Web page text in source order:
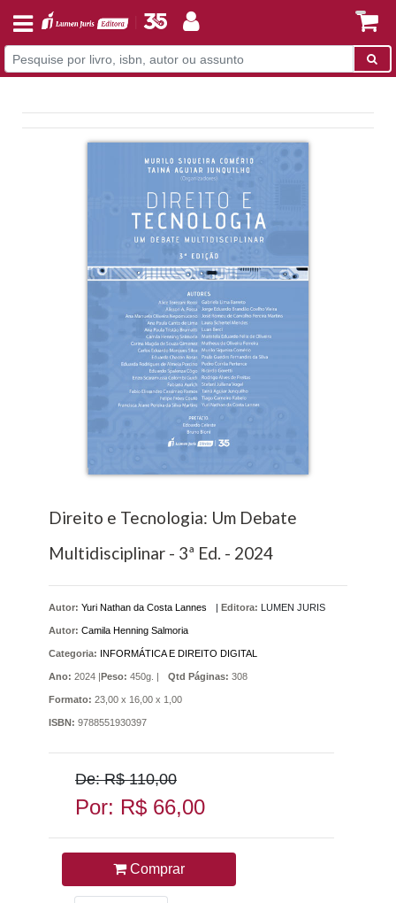
Direito e Tecnologia: Um Debate
Multidisciplinar - 3ª Ed. - 2024
Autor: Yuri Nathan da Costa Lannes
Autor: Camila Henning Salmoria
Editora: LUMEN JURIS
Categoria: INFORMÁTICA E DIREITO DIGITAL
Ano: 2024 | Peso: 450g. | Qtd Páginas: 308
Formato: 23,00 x 16,00 x 1,00
ISBN: 9788551930397
De: R$ 110,00
Por: R$ 66,00
Comprar